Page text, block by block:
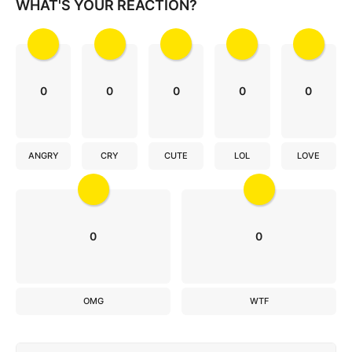
n
WHAT'S YOUR REACTION?
0
ANGRY
0
CRY
0
CUTE
0
LOL
0
LOVE
0
OMG
0
WTF